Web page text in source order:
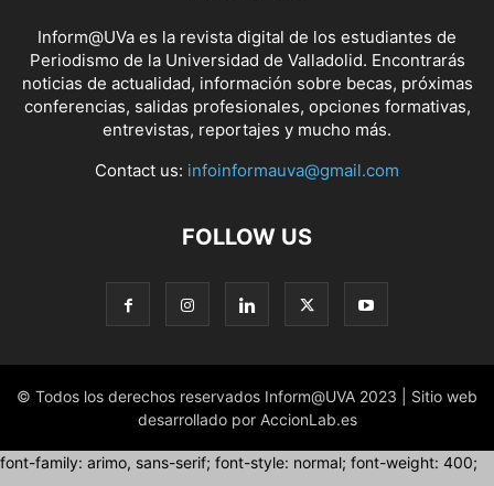
Inform@UVa es la revista digital de los estudiantes de
Periodismo de la Universidad de Valladolid. Encontrarás
noticias de actualidad, información sobre becas, próximas
conferencias, salidas profesionales, opciones formativas,
entrevistas, reportajes y mucho más.
Contact us: infoinformauva@gmail.com
FOLLOW US
© Todos los derechos reservados Inform@UVA 2023 | Sitio web
desarrollado por AccionLab.es
font-family: arimo, sans-serif; font-style: normal; font-weight: 400;